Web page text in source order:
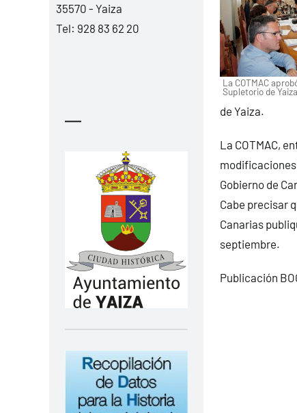
35570 - Yaiza
Tel: 928 83 62 20
—
La COTMAC
Supletorio de
de Yaiza.
La COTMAC,
Gobierno de
Cabe precisar
Canarias
septiembre.
Publicación